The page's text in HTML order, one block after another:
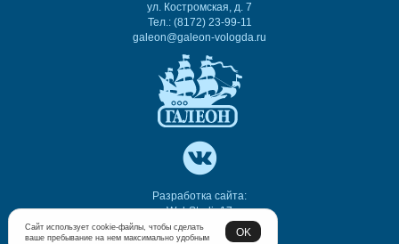
ул. Костромская, д. 7
Тел.: (8172) 23-99-11
galeon@galeon-vologda.ru
Разработка сайта:
WebStudio17
Сайт использует cookie-файлы, чтобы сделать
ваше пребывание на нем максимально удобным
OK